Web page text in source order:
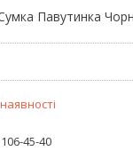
Павутинка
45-40